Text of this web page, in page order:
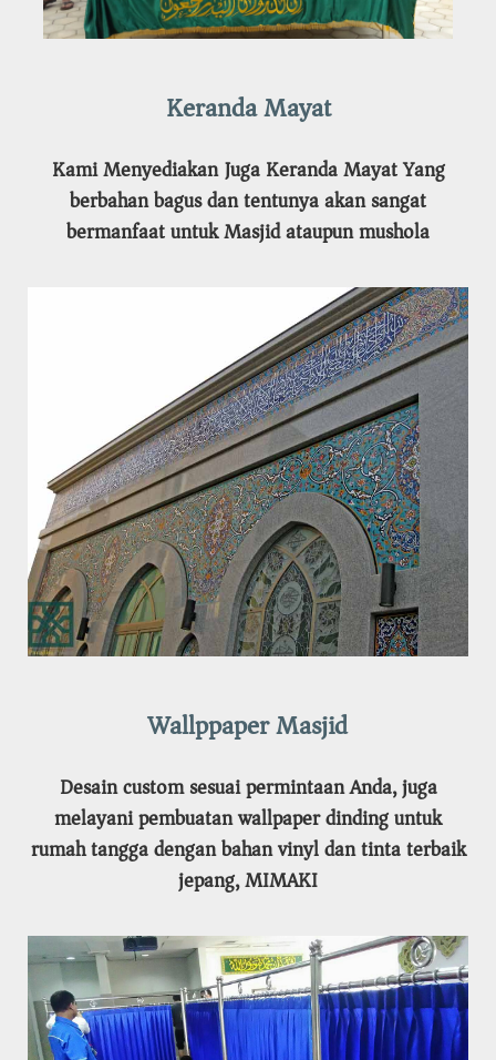
Keranda Mayat
Kami Menyediakan Juga Keranda Mayat Yang
berbahan bagus dan tentunya akan sangat
bermanfaat untuk Masjid ataupun mushola
Wallppaper Masjid
Desain custom sesuai permintaan Anda, juga
melayani pembuatan wallpaper dinding untuk
rumah tangga dengan bahan vinyl dan tinta terbaik
jepang, MIMAKI